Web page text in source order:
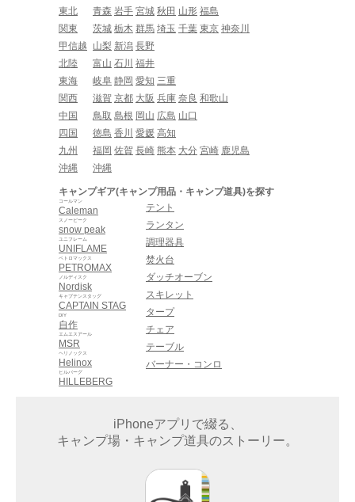
東北
青森 岩手 宮城 秋田 山形 福島
関東
茨城 栃木 群馬 埼玉 千葉 東京 神奈川
甲信越
山梨 新潟 長野
北陸
富山 石川 福井
東海
岐阜 静岡 愛知 三重
関西
滋賀 京都 大阪 兵庫 奈良 和歌山
中国
鳥取 島根 岡山 広島 山口
四国
徳島 香川 愛媛 高知
九州
福岡 佐賀 長崎 熊本 大分 宮崎 鹿児島
沖縄
沖縄
キャンプギア(キャンプ用品・キャンプ道具)を探す
Caleman
コールマン
snow peak
スノーピーク
UNIFLAME
ユニフレーム
PETROMAX
ペトロマックス
Nordisk
ノルディスク
CAPTAIN STAG
キャプテンスタッグ
自作
DIY
MSR
エムエスアール
Helinox
ヘリノックス
HILLEBERG
ヒルバーグ
テント
ランタン
調理器具
焚火台
ダッチオーブン
スキレット
タープ
チェア
テーブル
バーナー・コンロ
iPhoneアプリで綴る、
キャンプ場・キャンプ道具のストーリー。